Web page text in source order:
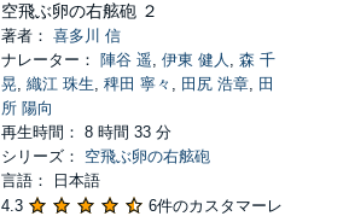
空飛ぶ卵の右舷砲 ２
著者： 喜多川 信
ナレーター： 陣谷 遥, 伊東 健人 , 森 千
晃, 織江 珠生, 稗田 寧々 , 田尻 浩章, 田
所 陽向
再生時間： 8 時間 33 分
シリーズ： 空飛ぶ卵の右舷砲
言語： 日本語
4.3
6件のカスタマーレ